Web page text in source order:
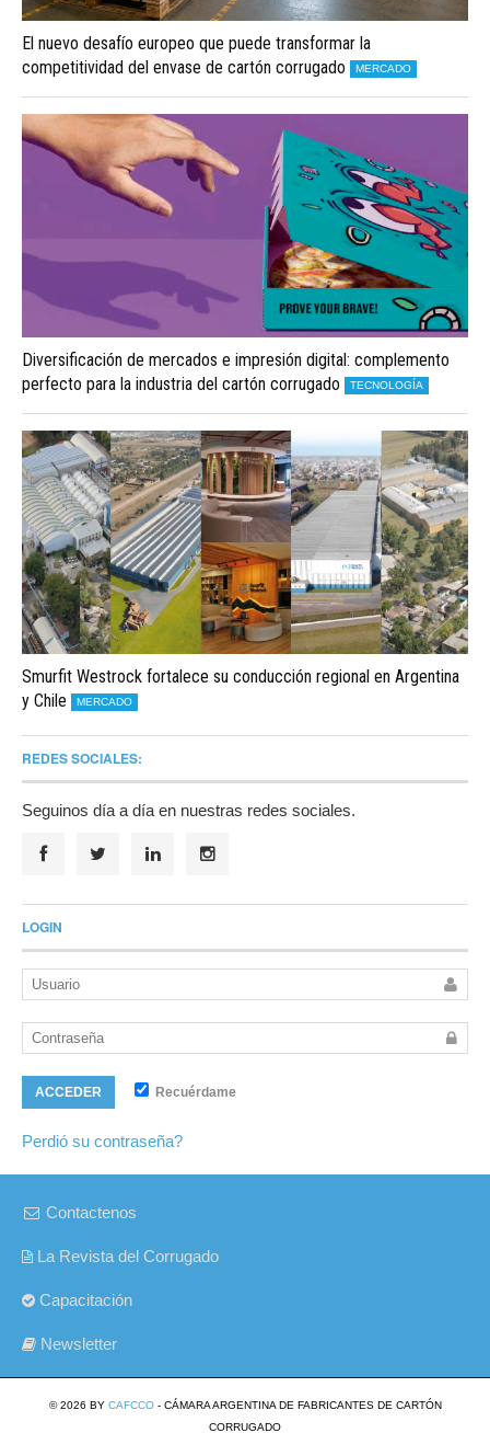
El nuevo desafío europeo que puede transformar la
competitividad del envase de cartón corrugado
MERCADO
Diversificación de mercados e impresión digital: complemento
perfecto para la industria del cartón corrugado
TECNOLOGÍA
Smurfit Westrock fortalece su conducción regional en Argentina
y Chile
MERCADO
REDES SOCIALES:
Seguinos día a día en nuestras redes sociales.
LOGIN
ACCEDER Recuérdame
Perdió su contraseña?
Contactenos
La Revista del Corrugado
Capacitación
Newsletter
© 2026 BY CAFCCO- CÁMARA ARGENTINA DE FABRICANTES DE CARTÓN
CORRUGADO